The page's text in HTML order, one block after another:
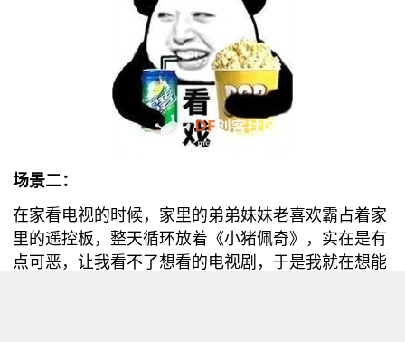
场景二：
在家看电视的时候，家里的弟弟妹妹老喜欢霸占着家
里的遥控板，整天循环放着《小猪佩奇》，实在是有
点可恶，让我看不了想看的电视剧，于是我就在想能